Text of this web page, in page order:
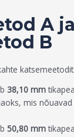
A ja
B
katsemeetodit:
38,10 mm
mis
50,80 mm